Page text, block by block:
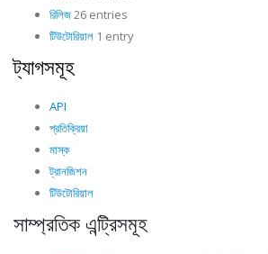
রিলিজ26 entries
টিউটোরিয়াল 1 entry
ট্যাগসমূহ
API
প্রতিক্রিয়া
মাস্ক
ট্রানজিশন
টিউটোরিয়াল
সাম্প্রতিক এন্ট্রিসমূহ